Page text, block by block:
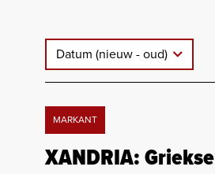
Datum (nieuw - oud)
MARKANT
XANDRIA: